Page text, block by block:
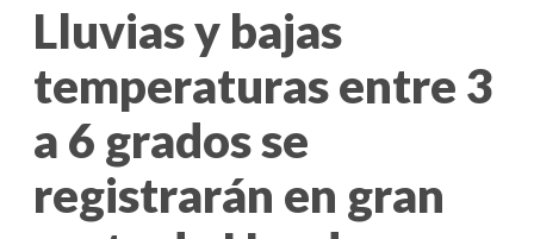
Lluvias y bajas
temperaturas entre 3
a 6 grados se
registrarán en gran